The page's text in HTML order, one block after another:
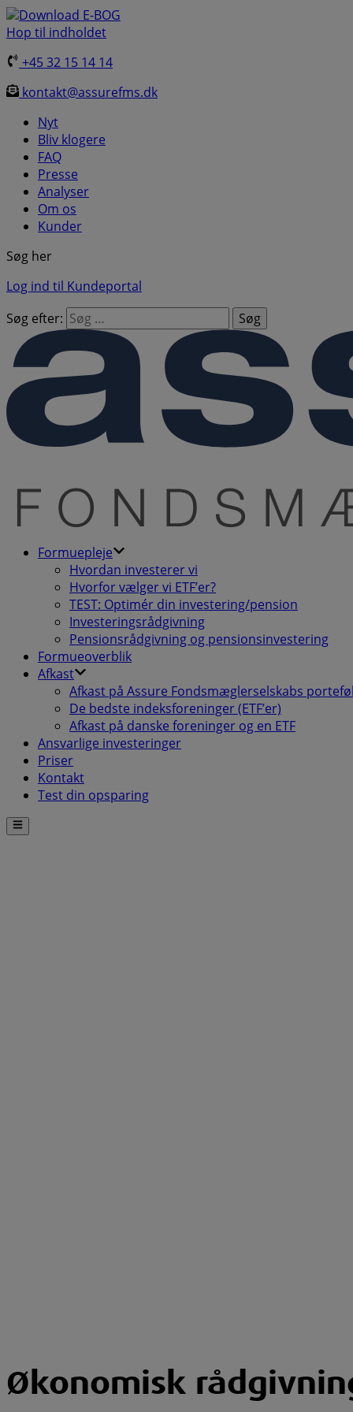
Download E-BOG
Hop til indholdet
+45 32 15 14 14
kontakt@assurefms.dk
Nyt
Bliv klogere
FAQ
Presse
Analyser
Om os
Kunder
Søg her
Log ind til Kundeportal
Søg efter:
Formuepleje
Hvordan investerer vi
Hvorfor vælger vi ETF’er?
TEST: Optimér din investering/pension
Investeringsrådgivning
Pensionsrådgivning og pensionsinvestering
Formueoverblik
Afkast
Afkast på Assure Fondsmæglerselskabs
De bedste indeksforeninger (ETF’er)
Afkast på danske foreninger og en ETF
Ansvarlige investeringer
Priser
Kontakt
Test din opsparing
Økonomisk